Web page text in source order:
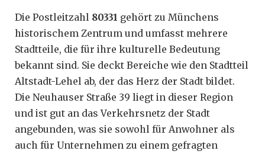
Die Postleitzahl 80331 gehört zu Münchens
historischem Zentrum und umfasst mehrere
Stadtteile, die für ihre kulturelle Bedeutung
bekannt sind. Sie deckt Bereiche wie den Stadtteil
Altstadt-Lehel ab, der das Herz der Stadt bildet.
Die Neuhauser Straße 39 liegt in dieser Region
und ist gut an das Verkehrsnetz der Stadt
angebunden, was sie sowohl für Anwohner als
auch für Unternehmen zu einem gefragten